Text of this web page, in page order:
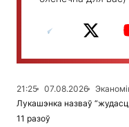
21:25 07.08.2026
Лукашэнка назваў
11 разоў